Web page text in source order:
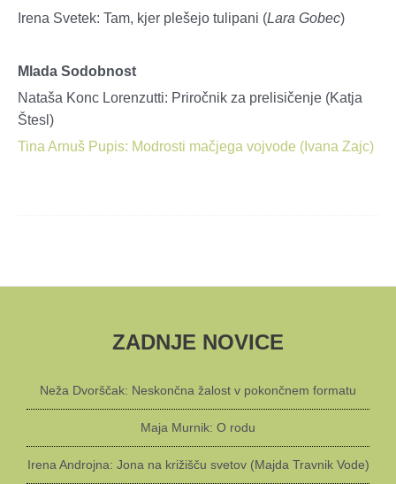
Irena Svetek: Tam, kjer plešejo tulipani (Lara Gobec)
Mlada Sodobnost
Nataša Konc Lorenzutti: Priročnik za prelisičenje (Katja
Štesl)
Tina Arnuš Pupis: Modrosti mačjega vojvode (Ivana Zajc)
ZADNJE NOVICE
Neža Dvorščak: Neskončna žalost v pokončnem formatu
Maja Murnik: O rodu
Irena Androjna: Jona na križišču svetov (Majda Travnik Vode)